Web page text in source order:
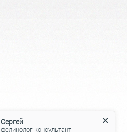
Сергей
фелинолог-консультант